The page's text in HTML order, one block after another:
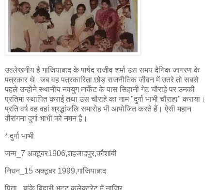
उल्लेखनीय है गाजियाबाद के पार्षद राजीव शर्मा उस समय दैनिक जागरण के
पत्रकार थे।जब वह पत्रकारिता छोड़ राजनीतिक जीवन में उतरे तो सबसे
पहले उन्होंने स्थानीय नवयुग मार्केट के पास सिहानी गेट चौराहे पर उनकी
प्रतिमा स्थापित कराई तथा उस चौराहे का नाम "दुर्गा भाभी चौराहा" कराया।
प्रति वर्ष वह वहां श्रद्धांजलि समारोह भी आयोजित करते हैं। ऐसी महान
वीरांगना दुर्गा भाभी को नमन है।
* दुर्गा भाभी
जन्म_7 अक्टूबर1906,शहजादपुर,कौशांबी
निधन_15 अक्टूबर 1999,गाजियाबाद
पिता_ बांके बिहारी भट्ट,कलेक्ट्रेट में नाजिर